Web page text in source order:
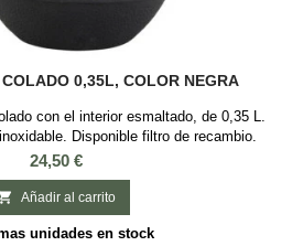
0,35L, COLOR NEGRA
con el interior esmaltado, de 0,35 L.
Disponible filtro de recambio.
Precio
24,50 €
Añadir al carrito
unidades en stock